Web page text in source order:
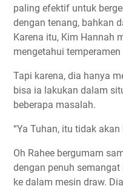
paling efektif untuk
dengan tenang, bahkan
Karena itu, Kim Hannah
mengetahui
Tapi karena, dia hanya
bisa ia lakukan dalam
beberapa masalah.
“Ya Tuhan, itu tidak akan
Oh Rahee bergumam
dengan penuh
ke dalam mesin draw.